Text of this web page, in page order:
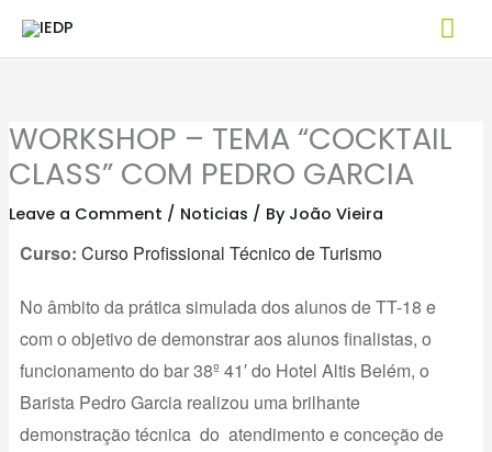
WORKSHOP – TEMA “COCKTAIL
CLASS” COM PEDRO GARCIA
Leave a Comment / Noticias / By João Vieira
Curso: Curso Profissional Técnico de Turismo
No âmbito da prática simulada dos alunos de TT-18 e
com o objetivo de demonstrar aos alunos finalistas, o
funcionamento do bar 38º 41′ do Hotel Altis Belém, o
Barista Pedro Garcia realizou uma brilhante
demonstração técnica do atendimento e conceção de